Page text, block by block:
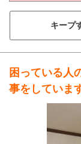
キープ
困っている人
事をしていま